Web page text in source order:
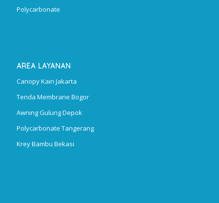
Polycarbonate
AREA LAYANAN
Canopy Kain Jakarta
Tenda Membrane Bogor
Awning Gulung Depok
Polycarbonate Tangerang
Krey Bambu Bekasi